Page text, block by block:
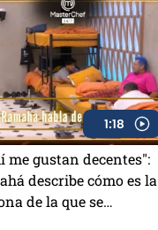
1:18
me gustan decentes":
describe cómo es la
de la que se